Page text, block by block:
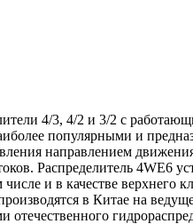
4/3, 4/2 и 3/2 с
популярными и
направлением
Распределитель 4WE6
и в качестве верхнего
в Китае на
отечественного